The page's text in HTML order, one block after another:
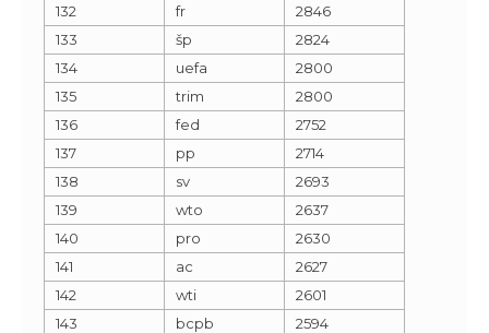
132
fr
2846
133
šp
2824
134
uefa
2800
135
trim
2800
136
fed
2752
137
pp
2714
138
sv
2693
139
wto
2637
140
pro
2630
141
ac
2627
142
wti
2601
143
bcpb
2594